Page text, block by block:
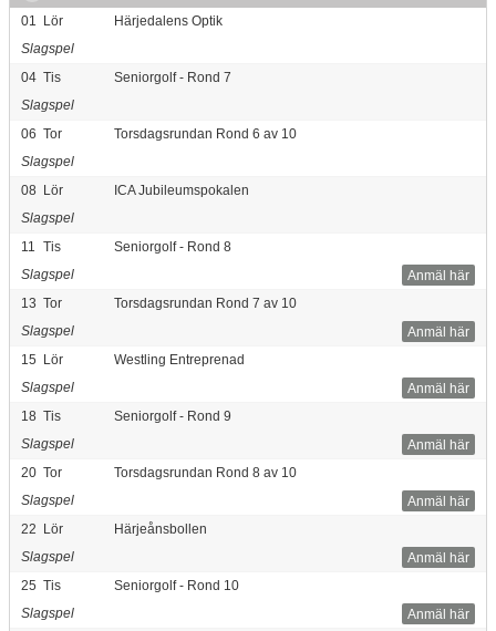
01
Lör
Härjedalens Optik
Slagspel
04 Tis
Seniorgolf - Rond 7
Slagspel
06 Tor
Torsdagsrundan Rond 6 av 10
Slagspel
08 Lör
ICA Jubileumspokalen
Slagspel
11
Tis
Seniorgolf - Rond 8
Anmäl här
Slagspel
13 Tor
Torsdagsrundan Rond 7 av 10
Anmäl här
Slagspel
15 Lör
Westling Entreprenad
Anmäl här
Slagspel
18 Tis
Seniorgolf - Rond 9
Anmäl här
Slagspel
20 Tor
Torsdagsrundan Rond 8 av 10
Anmäl här
Slagspel
22 Lör
Härjeånsbollen
Anmäl här
Slagspel
25 Tis
Seniorgolf - Rond 10
Anmäl här
Slagspel